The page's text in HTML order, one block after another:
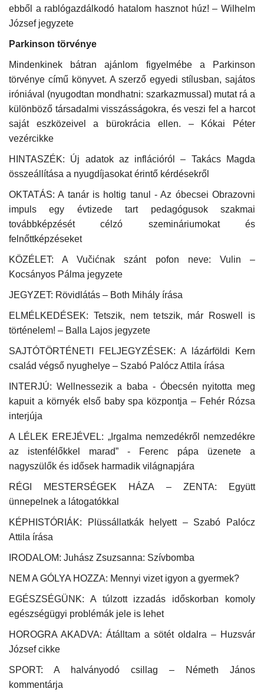
ebből a rablógazdálkodó hatalom hasznot húz! – Wilhelm
József jegyzete
Parkinson törvénye
Mindenkinek bátran ajánlom figyelmébe a Parkinson
törvénye című könyvet. A szerző egyedi stílusban, sajátos
iróniával (nyugodtan mondhatni: szarkazmussal) mutat rá a
különböző társadalmi visszásságokra, és veszi fel a harcot
saját eszközeivel a bürokrácia ellen. – Kókai Péter
vezércikke
HINTASZÉK: Új adatok az inflációról – Takács Magda
összeállítása a nyugdíjasokat érintő kérdésekről
OKTATÁS: A tanár is holtig tanul - Az óbecsei Obrazovni
impuls egy évtizede tart pedagógusok szakmai
továbbképzését célzó szemináriumokat és
felnőttképzéseket
KÖZÉLET: A Vučićnak szánt pofon neve: Vulin –
Kocsányos Pálma jegyzete
JEGYZET: Rövidlátás – Both Mihály írása
ELMÉLKEDÉSEK: Tetszik, nem tetszik, már Roswell is
történelem! – Balla Lajos jegyzete
SAJTÓTÖRTÉNETI FELJEGYZÉSEK: A lázárföldi Kern
család végső nyughelye – Szabó Palócz Attila írása
INTERJÚ: Wellnessezik a baba - Óbecsén nyitotta meg
kapuit a környék első baby spa központja – Fehér Rózsa
interjúja
A LÉLEK EREJÉVEL: „Irgalma nemzedékről nemzedékre
az istenfélőkkel marad” - Ferenc pápa üzenete a
nagyszülők és idősek harmadik világnapjára
RÉGI MESTERSÉGEK HÁZA – ZENTA: Együtt
ünnepelnek a látogatókkal
KÉPHISTÓRIÁK: Plüssállatkák helyett – Szabó Palócz
Attila írása
IRODALOM: Juhász Zsuzsanna: Szívbomba
NEM A GÓLYA HOZZA: Mennyi vizet igyon a gyermek?
EGÉSZSÉGÜNK: A túlzott izzadás időskorban komoly
egészségügyi problémák jele is lehet
HOROGRA AKADVA: Átálltam a sötét oldalra – Huzsvár
József cikke
SPORT: A halványodó csillag – Németh János
kommentárja